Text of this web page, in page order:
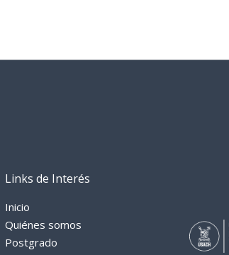
Links de Interés
Inicio
Quiénes somos
Postgrado